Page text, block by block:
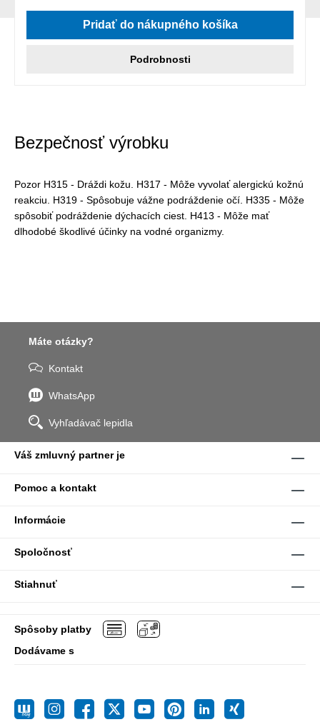
Pridať do nákupného košíka
Podrobnosti
Bezpečnosť výrobku
Pozor H315 - Dráždi kožu. H317 - Môže vyvolať alergickú kožnú
reakciu. H319 - Spôsobuje vážne podráždenie očí. H335 - Môže
spôsobiť podráždenie dýchacích ciest. H413 - Môže mať
dlhodobé škodlivé účinky na vodné organizmy.
Máte otázky?
Kontakt
WhatsApp
Vyhľadávač lepidla
Váš zmluvný partner je
Pomoc a kontakt
Informácie
Spoločnosť
Stiahnuť
Spôsoby platby
Dodávame s